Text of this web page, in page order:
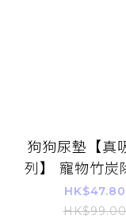
狗狗尿墊【真
列】 寵物竹炭
味 狗廁所伴侶
中碼 50片
HK$47.80
HK$99.00